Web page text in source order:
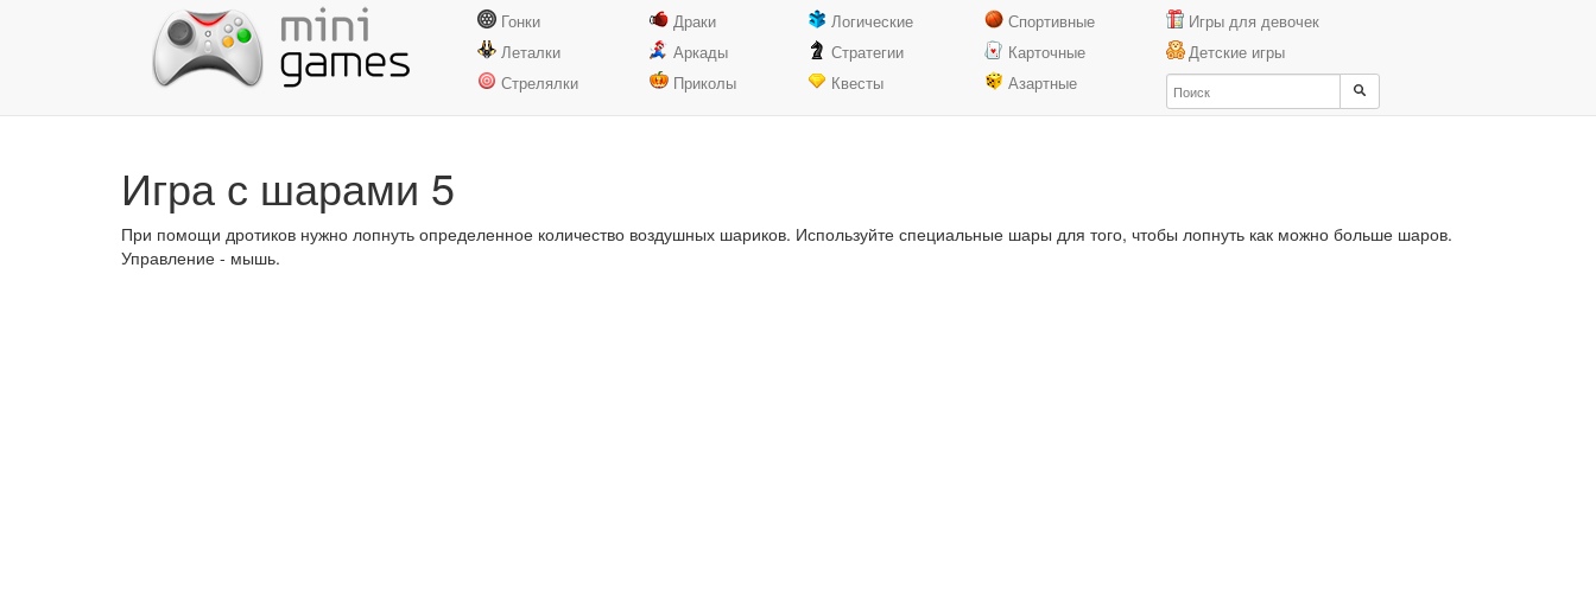
Гонки
Леталки
Стрелялки
Драки
Аркады
Приколы
Логические
Стратегии
Квесты
Спортивные
Карточные
Азартные
Игры для девочек
Детские игры
Игра с шарами 5
При помощи дротиков нужно лопнуть определенное количество воздушных шариков. Используйте специальные шары для того, чтобы лопнуть как можно больше шаров.
Управление - мышь.